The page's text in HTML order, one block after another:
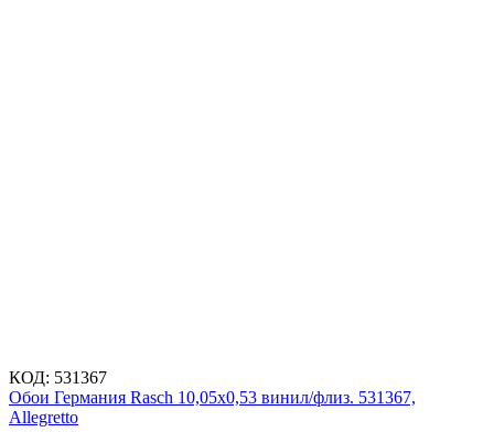
КОД: 531367
Обои Германия Rasch 10,05x0,53 винил/флиз. 531367,
Allegretto